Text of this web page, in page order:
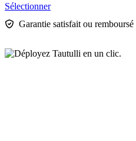
Sélectionner
Garantie satisfait ou